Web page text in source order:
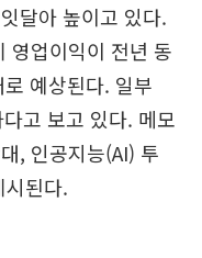
달아 높이고 있다.
영업이익이 전년 동
예상된다. 일부
고 보고 있다. 메모
, 인공지능(AI) 투
된다.